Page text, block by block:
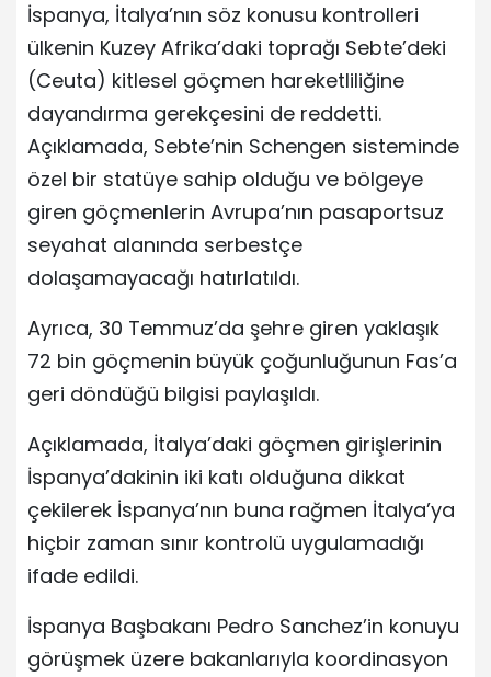
İspanya, İtalya’nın söz konusu kontrolleri
ülkenin Kuzey Afrika’daki toprağı Sebte’deki
(Ceuta) kitlesel göçmen hareketliliğine
dayandırma gerekçesini de reddetti.
Açıklamada, Sebte’nin Schengen sisteminde
özel bir statüye sahip olduğu ve bölgeye
giren göçmenlerin Avrupa’nın pasaportsuz
seyahat alanında serbestçe
dolaşamayacağı hatırlatıldı.
Ayrıca, 30 Temmuz’da şehre giren yaklaşık
72 bin göçmenin büyük çoğunluğunun Fas’a
geri döndüğü bilgisi paylaşıldı.
Açıklamada, İtalya’daki göçmen girişlerinin
İspanya’dakinin iki katı olduğuna dikkat
çekilerek İspanya’nın buna rağmen İtalya’ya
hiçbir zaman sınır kontrolü uygulamadığı
ifade edildi.
İspanya Başbakanı Pedro Sanchez’in konuyu
görüşmek üzere bakanlarıyla koordinasyon